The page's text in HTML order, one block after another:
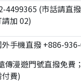
4499365 (市話請直
加 02)
外手機直撥 +886-
傳漫遊門號直撥免費
付費)